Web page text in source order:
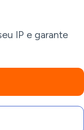
IP e garante